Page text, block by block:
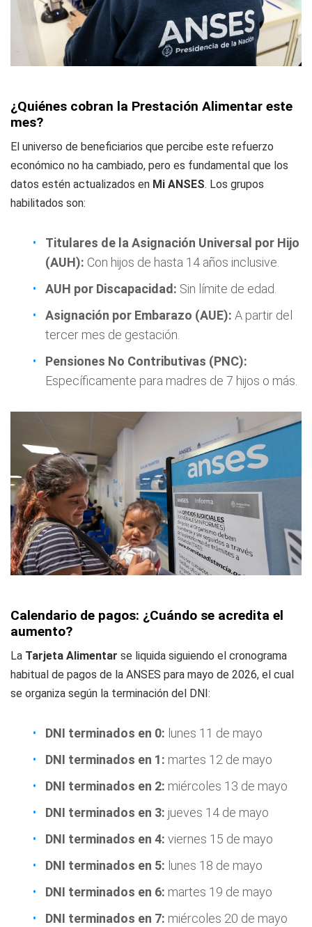
¿Quiénes cobran la Prestación Alimentar este
mes?
El universo de beneficiarios que percibe este refuerzo
económico no ha cambiado, pero es fundamental que los
datos estén actualizados en Mi ANSES. Los grupos
habilitados son:
Titulares de la Asignación Universal por Hijo
(AUH): Con hijos de hasta 14 años inclusive.
AUH por Discapacidad: Sin límite de edad.
Asignación por Embarazo (AUE): A partir del
tercer mes de gestación.
Pensiones No Contributivas (PNC):
Específicamente para madres de 7 hijos o más.
Calendario de pagos: ¿Cuándo se acredita el
aumento?
La Tarjeta Alimentar se liquida siguiendo el cronograma
habitual de pagos de la ANSES para mayo de 2026, el cual
se organiza según la terminación del DNI:
DNI terminados en 0: lunes 11 de mayo
DNI terminados en 1: martes 12 de mayo
DNI terminados en 2: miércoles 13 de mayo
DNI terminados en 3: jueves 14 de mayo
DNI terminados en 4: viernes 15 de mayo
DNI terminados en 5: lunes 18 de mayo
DNI terminados en 6: martes 19 de mayo
DNI terminados en 7: miércoles 20 de mayo